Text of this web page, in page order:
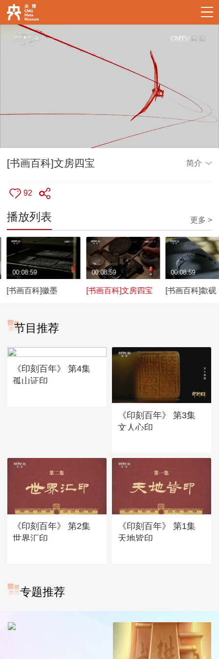
[书画百科]文房四宝 简介
92
播放列表 更多 >
[书画百科]徽墨
00:08:59
[书画百科]文房四宝
00:08:59
[书画百科]歙砚
00:08:59
节目推荐
《印刻百年》 第4集
孤山证印
《印刻百年》 第3集
文人心印
《印刻百年》 第2集
世界汇印
《印刻百年》 第1集
天地皆印
专题推荐